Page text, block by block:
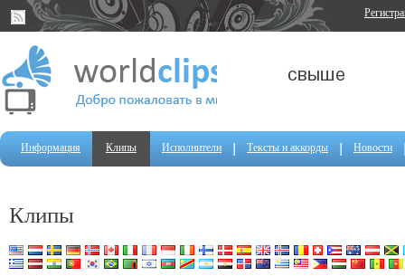
Информация Клипы Исполнители Тексты и аккорды Новости
Клипы